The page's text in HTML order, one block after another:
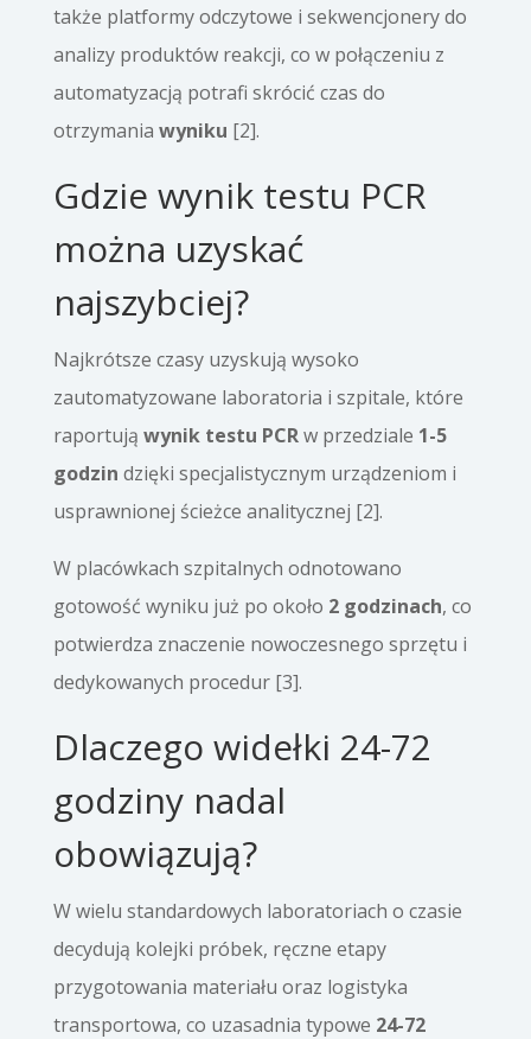
także platformy odczytowe i sekwencjonery do
analizy produktów reakcji, co w połączeniu z
automatyzacją potrafi skrócić czas do
otrzymania wyniku [2].
Gdzie wynik testu PCR
można uzyskać
najszybciej?
Najkrótsze czasy uzyskują wysoko
zautomatyzowane laboratoria i szpitale, które
raportują wynik testu PCRw przedziale 1-5
godzin dzięki specjalistycznym urządzeniom i
usprawnionej ścieżce analitycznej [2].
W placówkach szpitalnych odnotowano
gotowość wyniku już po około 2 godzinach, co
potwierdza znaczenie nowoczesnego sprzętu i
dedykowanych procedur [3].
Dlaczego widełki 24-72
godziny nadal
obowiązują?
W wielu standardowych laboratoriach o czasie
decydują kolejki próbek, ręczne etapy
przygotowania materiału oraz logistyka
transportowa, co uzasadnia typowe 24-72